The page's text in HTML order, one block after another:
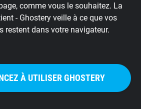
comme vous le souhaitez. La
- Ghostery veille à ce que vos
restent dans votre navigateur.
À UTILISER GHOSTERY